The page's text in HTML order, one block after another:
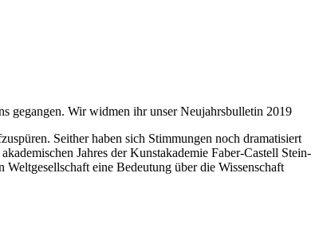
gegangen. Wir widmen ihr unser Neujahrsbulletin 2019
Seither haben sich Stimmungen noch dramatisiert
Jahres der Kunstakademie Faber-Castell Stein-
eine Bedeutung über die Wissenschaft